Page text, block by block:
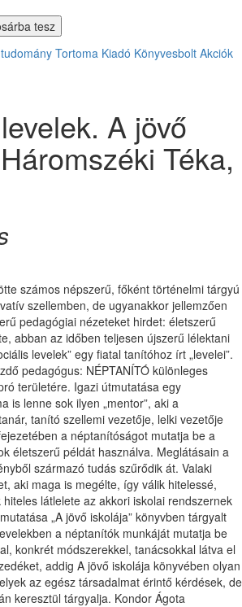
tesz
Tortoma Kiadó Könyvesbolt Akciók
A jövő
Téka,
számos népszerű, főként történelmi tárgyú
szellemben, de ugyanakkor jellemzően
pedagógiai nézeteket hirdet: életszerű
abban az időben teljesen újszerű lélektani
levelek” egy fiatal tanítóhoz írt „levelei”.
pedagógus: NÉPTANÍTÓ különleges
területére. Igazi útmutatása egy
is lenne sok ilyen „mentor”, aki a
tanító szellemi vezetője, lelki vezetője
a néptanítóságot mutatja be a
életszerű példát használva. Meglátásain a
származó tudás szűrődik át. Valaki
aki maga is megélte, így válik hitelessé,
látlelete az akkori iskolai rendszernek
„A jövő iskolája” könyvben tárgyalt
a néptanítók munkáját mutatja be
konkrét módszerekkel, tanácsokkal látva el
addig A jövő iskolája könyvében olyan
az egész társadalmat érintő kérdések, de
keresztül tárgyalja. Kondor Ágota